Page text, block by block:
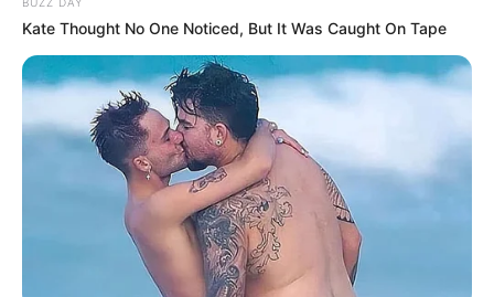
Kate Thought No One Noticed, But It Was Caught On Tape